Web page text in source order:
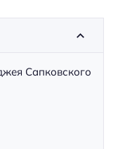
Сапковского